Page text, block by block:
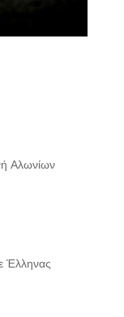
Αλωνίων
Έλληνας